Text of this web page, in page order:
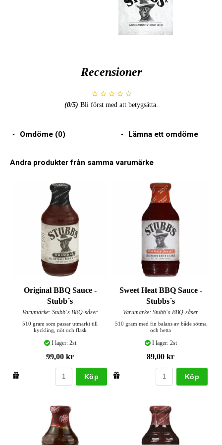
Recensioner
(0/5) Bli först med att betygsätta.
Omdöme (0) Lämna ett omdöme
Andra produkter från samma varumärke
Original BBQ Sauce -
Stubb´s
Varumärke: Stubb´s BBQ-såser
510 gram som passar utmärkt till
kyckling, nöt och fläsk
I lager: 2st
99,00 kr
Köp
Sweet Heat BBQ Sauce -
Stubbs´s
Varumärke: Stubb´s BBQ-såser
510 gram med fin balans av både sötma
och hetta
I lager: 2st
89,00 kr
Köp